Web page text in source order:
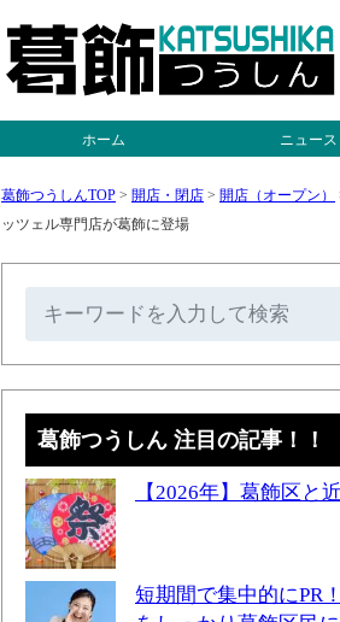
ホーム ニュース
葛飾つうしんTOP > 開店・閉店 > 開店（オープン）
ッツェル専門店が葛飾に登場
葛飾つうしん 注目の記事！！
【2026年】葛飾区と
短期間で集中的にPR